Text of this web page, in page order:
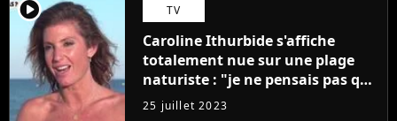
player2 TV
Caroline Ithurbide s'affiche
totalement nue sur une plage
naturiste : "je ne pensais pas que
j'arriverais à le faire..."
25 juillet 2023